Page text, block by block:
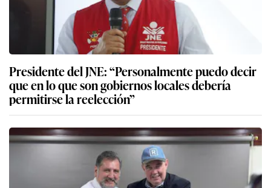
Presidente del JNE: “Personalmente puedo decir
que en lo que son gobiernos locales debería
permitirse la reelección”